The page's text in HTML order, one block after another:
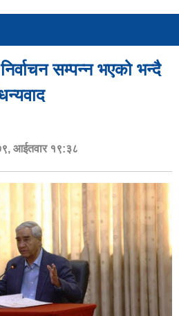
सम्पन्न भएको भन्दै
आईतवार १९:३८